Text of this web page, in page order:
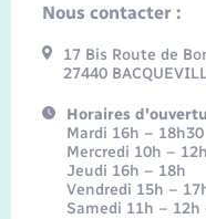
Nous contacter :
17 Bis Route de
27440
Horaires
Mardi 16h – 18h30
Mercredi 10h – 12h
Jeudi 16h – 18h
Vendredi 15h –
Samedi 11h –